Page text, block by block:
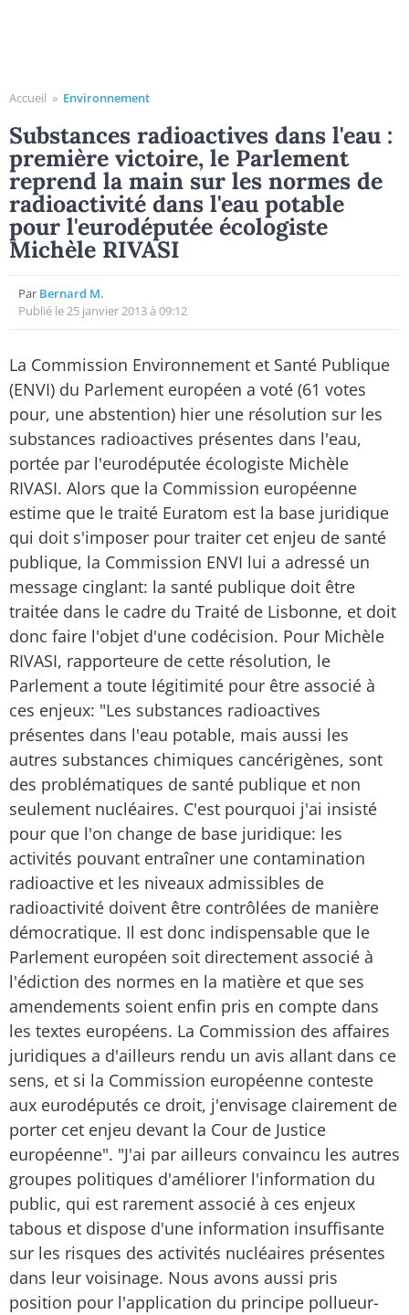
Accueil » Environnement
Substances radioactives dans l'eau :
première victoire, le Parlement
reprend la main sur les normes de
radioactivité dans l'eau potable
pour l'eurodéputée écologiste
Michèle RIVASI
Par Bernard M.
Publié le 25 janvier 2013 à 09:12
La Commission Environnement et Santé Publique
(ENVI) du Parlement européen a voté (61 votes
pour, une abstention) hier une résolution sur les
substances radioactives présentes dans l'eau,
portée par l'eurodéputée écologiste Michèle
RIVASI. Alors que la Commission européenne
estime que le traité Euratom est la base juridique
qui doit s'imposer pour traiter cet enjeu de santé
publique, la Commission ENVI lui a adressé un
message cinglant: la santé publique doit être
traitée dans le cadre du Traité de Lisbonne, et doit
donc faire l'objet d'une codécision. Pour Michèle
RIVASI, rapporteure de cette résolution, le
Parlement a toute légitimité pour être associé à
ces enjeux: "Les substances radioactives
présentes dans l'eau potable, mais aussi les
autres substances chimiques cancérigènes, sont
des problématiques de santé publique et non
seulement nucléaires. C'est pourquoi j'ai insisté
pour que l'on change de base juridique: les
activités pouvant entraîner une contamination
radioactive et les niveaux admissibles de
radioactivité doivent être contrôlées de manière
démocratique. Il est donc indispensable que le
Parlement européen soit directement associé à
l'édiction des normes en la matière et que ses
amendements soient enfin pris en compte dans
les textes européens. La Commission des affaires
juridiques a d'ailleurs rendu un avis allant dans ce
sens, et si la Commission européenne conteste
aux eurodéputés ce droit, j'envisage clairement de
porter cet enjeu devant la Cour de Justice
européenne". "J'ai par ailleurs convaincu les autres
groupes politiques d'améliorer l'information du
public, qui est rarement associé à ces enjeux
tabous et dispose d'une information insuffisante
sur les risques des activités nucléaires présentes
dans leur voisinage. Nous avons aussi pris
position pour l'application du principe pollueur-